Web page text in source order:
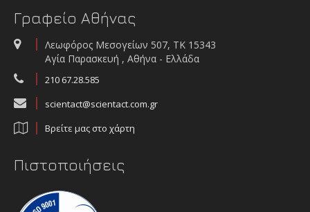
Γραφείο Αθήνας
Λεωφόρος Μεσογείων 507, ΤΚ 15343
Αγία Παρασκευή , Αθήνα - Ελλάδα
210 67.28.585
scientact@scientact.com.gr
Βρείτε μας στο χάρτη
Πιστοποιήσεις